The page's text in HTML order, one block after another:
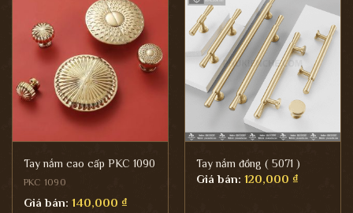
Tay nắm cao cấp PKC 1090
PKC 1090
Giá bán: 140,000 ₫
Tay nắm đồng ( 5071 )
Giá bán: 120,000 ₫